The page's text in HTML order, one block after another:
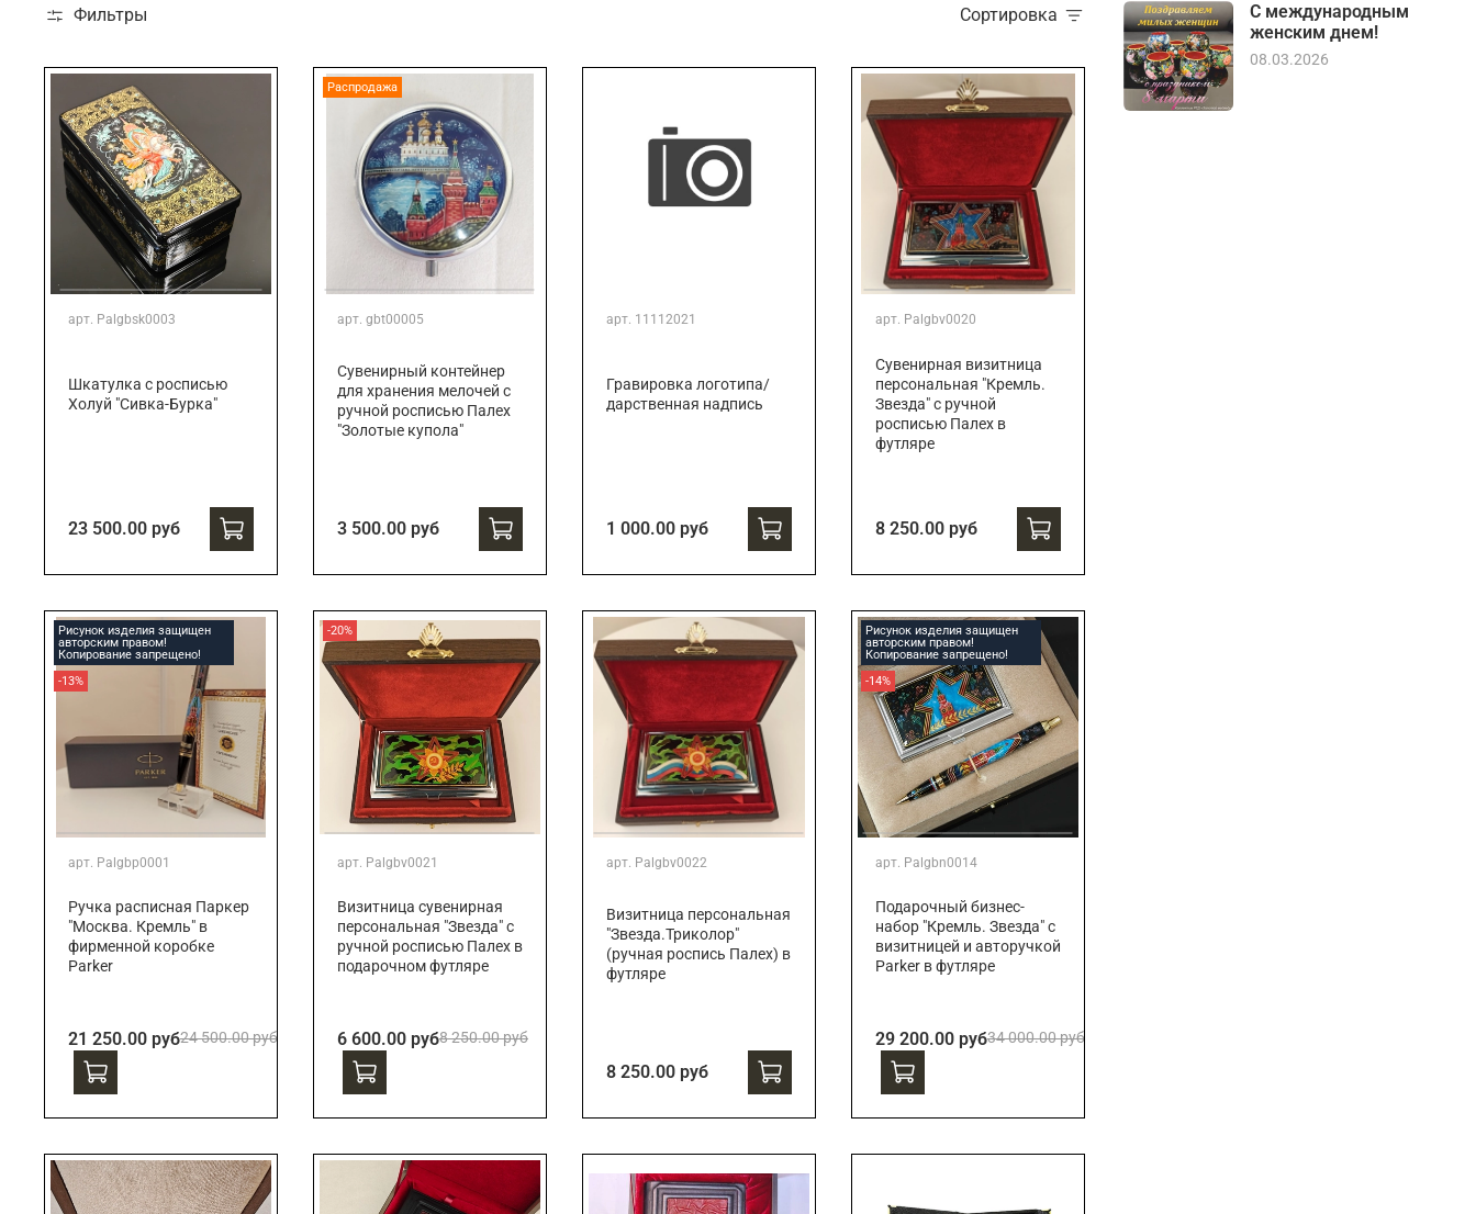
Фильтры Сортировка
арт. Palgbsk0003
Шкатулка с росписью
Холуй "Сивка-Бурка"
23 500.00 руб
Распродажа
арт. gbt00005
Сувенирный контейнер
для хранения мелочей с
ручной росписью Палех
"Золотые купола"
3 500.00 руб
арт. 11112021
Гравировка логотипа/
дарственная надпись
1 000.00 руб
арт. Palgbv0020
Сувенирная визитница
персональная "Кремль.
Звезда" с ручной
росписью Палех в
футляре
8 250.00 руб
Рисунок изделия защищен
авторским правом!
Копирование запрещено!
-13%
арт. Palgbp0001
Ручка расписная Паркер
"Москва. Кремль" в
фирменной коробке
Parker
21 250.00 руб24 500.00 руб
-20%
арт. Palgbv0021
Визитница сувенирная
персональная "Звезда" с
ручной росписью Палех в
подарочном футляре
6 600.00 руб8 250.00 руб
арт. Palgbv0022
Визитница персональная
"Звезда.Триколор"
(ручная роспись Палех) в
футляре
8 250.00 руб
Рисунок изделия защищен
авторским правом!
Копирование запрещено!
-14%
арт. Palgbn0014
Подарочный бизнес-
набор "Кремль. Звезда" с
визитницей и авторучкой
Parker в футляре
29 200.00 руб34 000.00 руб
С международным
женским днем!
08.03.2026